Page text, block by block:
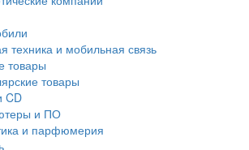
техника и мобильная связь
товары
товары
CD
и ПО
и парфюмерия